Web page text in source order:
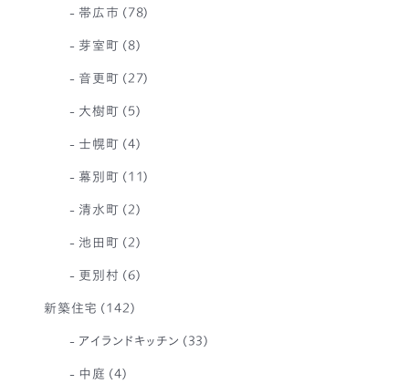
帯広市 (78)
芽室町 (8)
音更町 (27)
大樹町 (5)
士幌町 (4)
幕別町 (11)
清水町 (2)
池田町 (2)
更別村 (6)
新築住宅 (142)
アイランドキッチン (33)
中庭 (4)